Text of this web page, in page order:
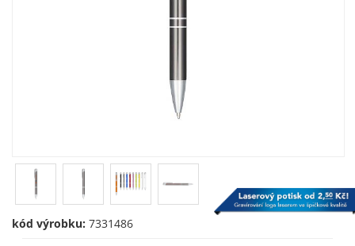
kód výrobku: 7331486